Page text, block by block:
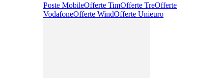
Poste MobileOfferte TimOfferte TreOfferte
VodafoneOfferte WindOfferte Unieuro